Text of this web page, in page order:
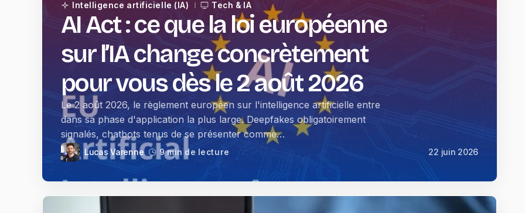
Intelligence artificielle (IA) Tech & IA
AI Act : ce que la loi européenne
sur l’IA change concrètement
pour vous dès le 2 août 2026
Le 2 août 2026, le règlement européen sur l'intelligence artificielle entre
dans sa phase d'application la plus large. Deepfakes obligatoirement
signalés, chatbots tenus de se présenter comme…
Lucas Varenne 9 min de lecture 22 juin 2026